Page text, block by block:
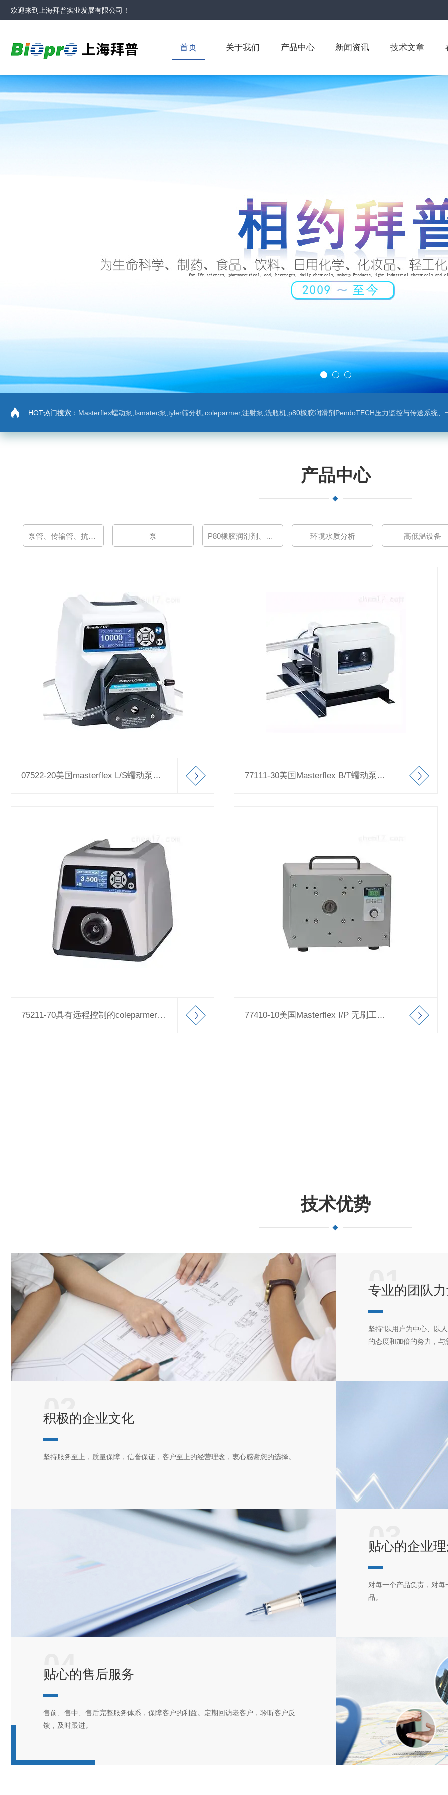
欢迎来到 上海拜普实业发展有限公司 ！
首页 关于我们 产品中心 新闻资讯 技术文章
HOT热门搜索： Masterflex蠕动泵,Ismatec泵,tyler筛分机,coleparmer,注射泵,洗瓶机,p80橡胶润滑剂PendoTECH压力监控与传送系统、一次压力传感器 ，圣
产品中心
泵管、传输管、抗压管 泵 P80橡胶润滑剂、清洗灭菌 环境水质分析 高低温设备
07522-20美国masterflex L/S蠕动泵数字变速 77111-30美国Masterflex B/T蠕动泵（定速和变速）
75211-70具有远程控制的coleparmer数字齿轮蠕动泵 77410-10美国Masterflex I/P 无刷工艺蠕动泵
技术优势
01
专业的团队
坚持“以用户为中心、以
的态度和加倍的努力，与
02
积极的企业文化
坚持服务至上，质量保障，信誉保证，客户至上的经营理念，衷心感谢您的选择。
03
贴心的企业
对每一个产品负责，对
品。
04
贴心的售后服务
售前、售中、售后完整服务体系，保障客户的利益。定期回访老客户，聆听客户反
馈，及时跟进。